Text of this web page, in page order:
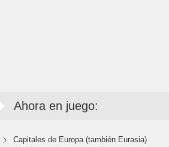
Ahora en juego:
Capitales de Europa (también Eurasia)